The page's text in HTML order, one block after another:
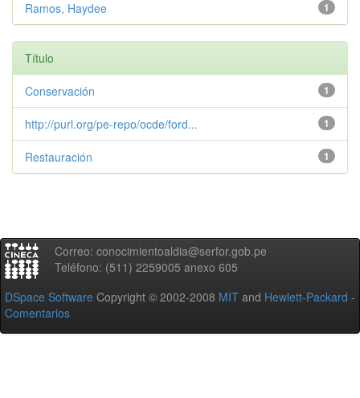
1
Ramos, Haydee
Título
1
Conservación
1
http://purl.org/pe-repo/ocde/ford...
1
Restauración
Correo: conocimientoaldia@serfor.gob.pe
Teléfono: (511) 2259005 anexo 605
DSpace Software Copyright © 2002-2008 MIT and Hewlett-Packard -
Comentarios